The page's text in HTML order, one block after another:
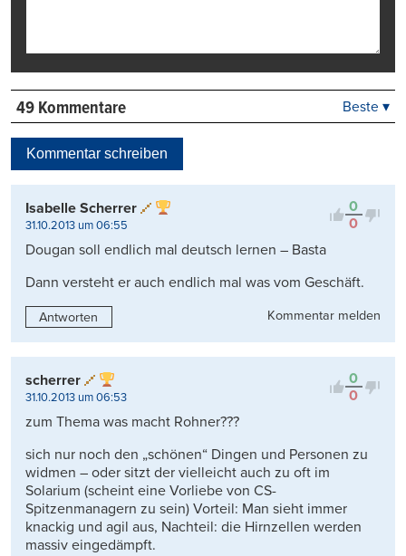
49 Kommentare
Kontrovers
Beste ▾
Kommentar schreiben
0
0
Isabelle Scherrer
31.10.2013 um 06:55
Dougan soll endlich mal deutsch lernen – Basta
Dann versteht er auch endlich mal was vom Geschäft.
Antworten Kommentar melden
0
0
scherrer
31.10.2013 um 06:53
zum Thema was macht Rohner???
sich nur noch den „schönen“ Dingen und Personen zu
widmen – oder sitzt der vielleicht auch zu oft im
Solarium (scheint eine Vorliebe von CS-
Spitzenmanagern zu sein) Vorteil: Man sieht immer
knackig und agil aus, Nachteil: die Hirnzellen werden
massiv eingedämpft.